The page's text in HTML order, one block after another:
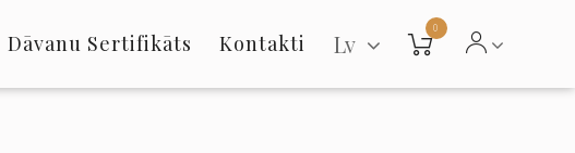
Dāvanu Sertifikāts Kontakti Lv
0